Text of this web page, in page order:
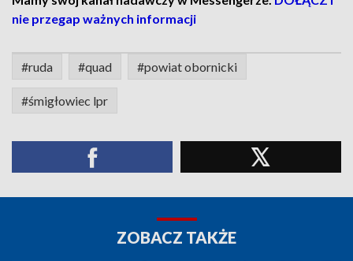
nie przegap ważnych informacji
#ruda #quad #powiat obornicki
#śmigłowiec lpr
ZOBACZ TAKŻE